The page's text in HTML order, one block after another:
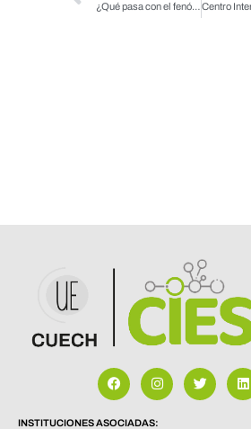
¿Qué pasa con el fenómeno «Punta de la lengua» a partir de los 50 años?
INSTITUCIONES ASOCIADAS: